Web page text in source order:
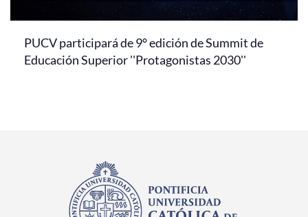
PUCV participará de 9° edición de Summit de
Educación Superior ''Protagonistas 2030''